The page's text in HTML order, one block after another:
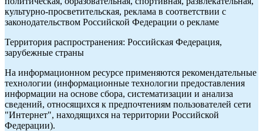
культурно-просветительская, реклама в соответствии с
законодательством Российской Федерации о рекламе
Территория распространения: Российская Федерация,
зарубежные страны
На информационном ресурсе применяются рекомендательные
технологии (информационные технологии предоставления
информации на основе сбора, систематизации и анализа
сведений, относящихся к предпочтениям пользователей сети
"Интернет", находящихся на территории Российской
Федерации).